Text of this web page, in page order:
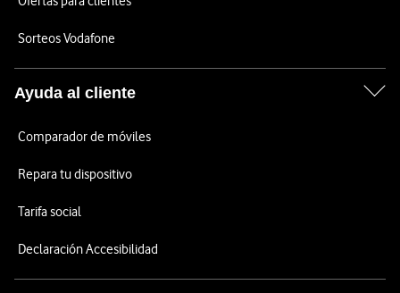
Sorteos Vodafone
Ayuda al cliente
Comparador de móviles
Repara tu dispositivo
Tarifa social
Declaración Accesibilidad